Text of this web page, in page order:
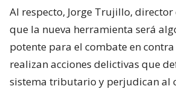
Al respecto, Jorge Trujillo, director
que la nueva herramienta será
potente para el combate en
realizan acciones delictivas que
sistema tributario y perjudican al